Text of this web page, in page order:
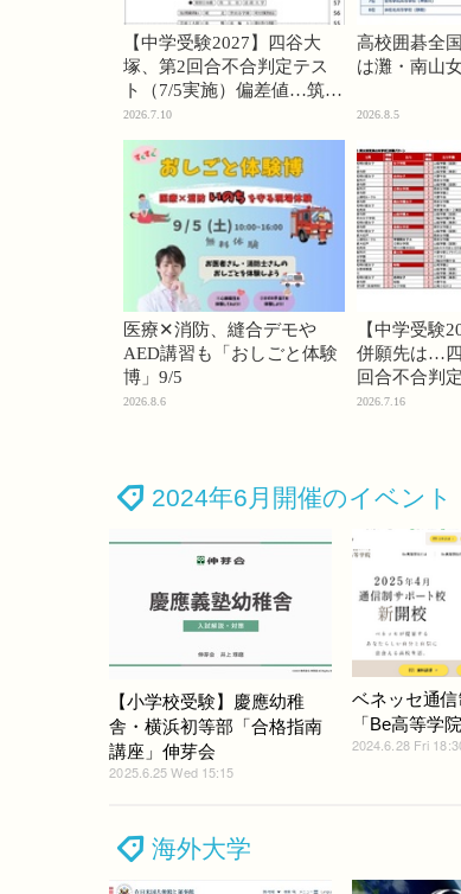
【中学受験2027】四谷大
塚、第2回合不合判定テス
ト（7/5実施）偏差値…筑駒
74・桜蔭70＜PR＞
2026.7.10
高校囲碁全
は灘・南山
2026.8.5
医療✕消防、縫合デモや
AED講習も「おしごと体験
博」9/5
2026.8.6
【中学受験
併願先は…
回合不合判
2026.7.16
2024年6月開催のイベン
【小学校受験】慶應幼稚
舎・横浜初等部「合格指南
講座」伸芽会
2025.6.25 Wed 15:15
ベネッセ通
「Be高等学
2024.6.28 Fri
海外大学